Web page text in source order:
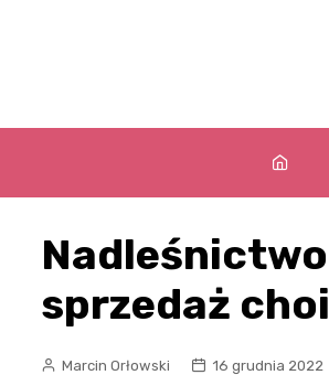
sprzedaż
Marcin Orłowski 16 grudnia 2022